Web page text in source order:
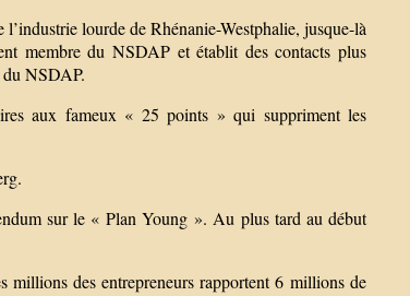
lourde de Rhénanie-Westphalie, jusque-là
membre du NSDAP et établit des contacts plus
NSDAP.
aux fameux « 25 points » qui suppriment les
sur le « Plan Young ». Au plus tard au début
millions des entrepreneurs rapportent 6 millions de